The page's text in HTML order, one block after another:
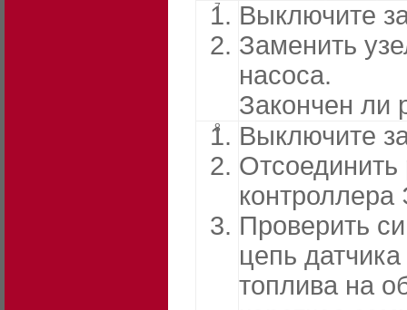
7
Выключите
Заменить
насоса.
Закончен ли
8
Выключите
Отсоединить
Проверить
цепь
топлива на